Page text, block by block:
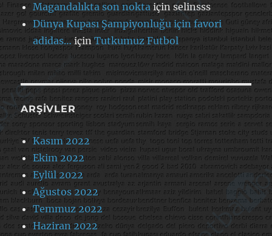
Magandalıkta son noktaiçinselinsss
Dünya Kupası Şampiyonluğu için favori
adidas…içinTutkumuz Futbol
ARŞIVLER
Kasım 2022
Ekim 2022
Eylül 2022
Ağustos 2022
Temmuz 2022
Haziran 2022